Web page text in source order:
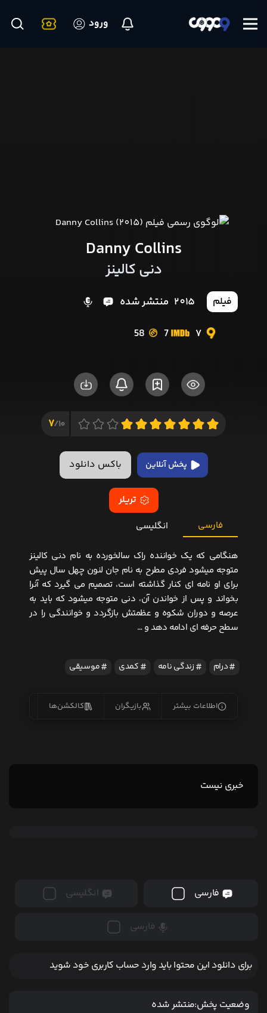
ورود
Danny Collins
دنی کالینز
فیلم 2015 منتشر شده
7
7
58
10/
7
پخش آنلاین باکس دانلود
تریلر
فارسی انگلیسی
هنگامی که یک خواننده راک سالخورده به نام دنی کالینز
متوجه میشود فردی مطرح به نام جان لنون چهل سال پیش
برای او نامه ای کنار گذاشته است، تصمیم می گیرد که آنرا
بخواند و پس از خواندن آن، دنی متوجه میشود که باید به
عرصه و دوران شکوه و عظمتش بازگردد و خوانندگی را در
سطح حرفه ای ادامه دهد و …
درام زندگی نامه کمدی موسیقی
اطلاعات بیشتر بازیگران کالکشن‌ها
خبری نیست
فارسی انگلیسی
فارسی
برای دانلود این محتوا باید وارد حساب کاربری خود شوید
وضعیت پخش:منتشر شده